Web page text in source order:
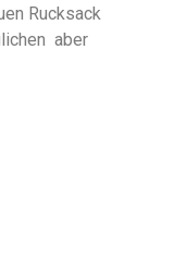
Rucksack
aber